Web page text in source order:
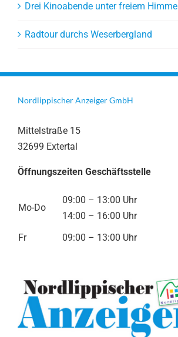
Drei Kinoabende unter freiem Himmel
Radtour durchs Weserbergland
Nordlippischer Anzeiger GmbH
Mittelstraße 15
32699 Extertal
Öffnungszeiten Geschäftsstelle
Mo-Do
09:00 – 13:00 Uhr
14:00 – 16:00 Uhr
Fr
09:00 – 13:00 Uhr